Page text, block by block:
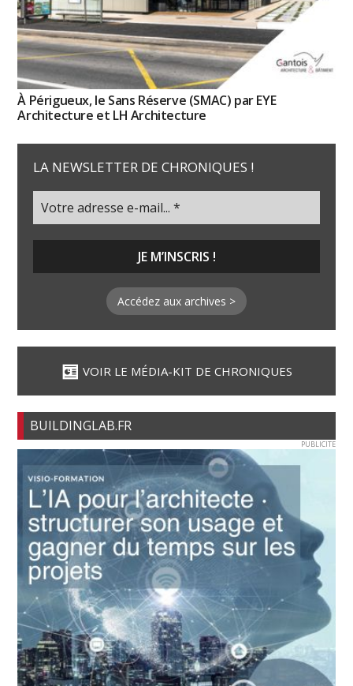
À Périgueux, le Sans Réserve (SMAC) par EYE
Architecture et LH Architecture
LA NEWSLETTER DE CHRONIQUES !
Accédez aux archives >
VOIR LE MÉDIA-KIT DE CHRONIQUES
BUILDINGLAB.FR
PUBLICITE